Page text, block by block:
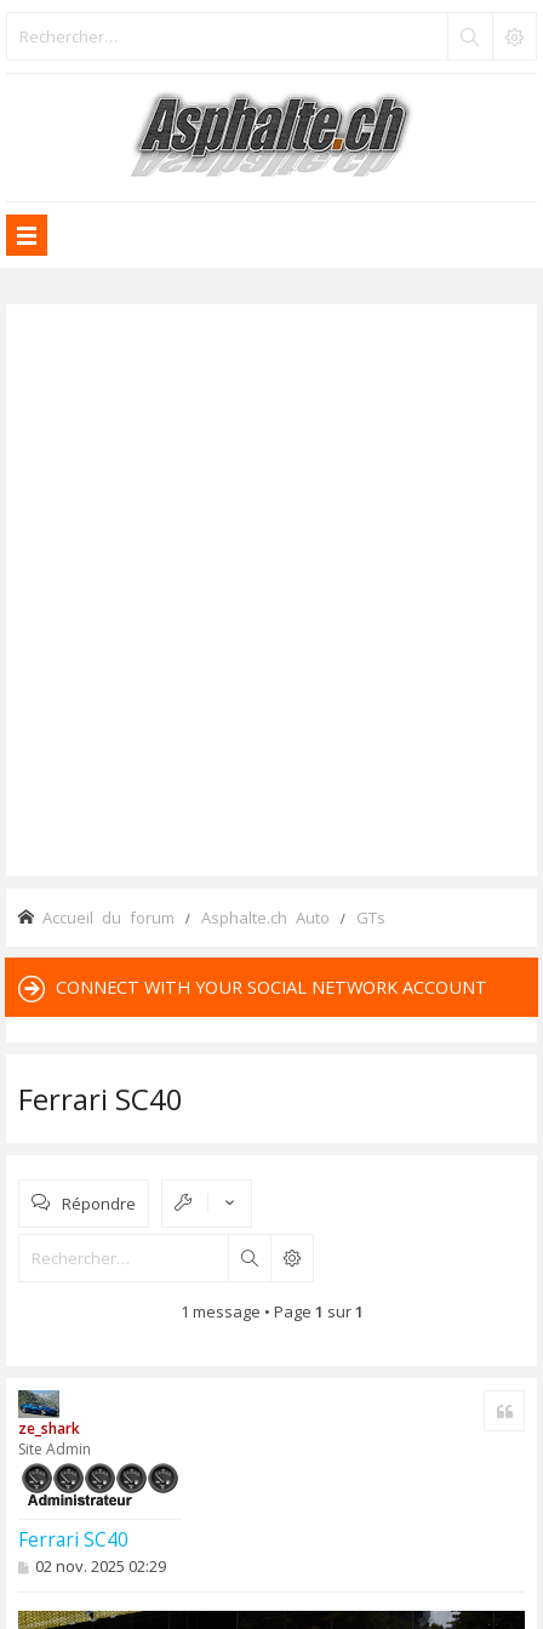
Accueil du forum Asphalte.ch Auto GTs
CONNECT WITH YOUR SOCIAL NETWORK ACCOUNT
Ferrari SC40
Répondre
Rechercher
1 message • Page 1 sur1
ze_shark
Site Admin
Ferrari SC40
M
s
02 nov. 2025 02:29